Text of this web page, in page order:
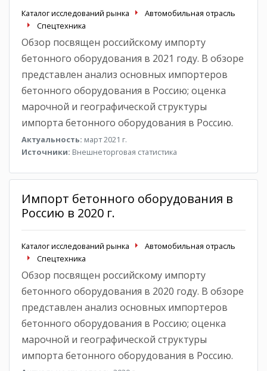
Каталог исследований рынка
Автомобильная отрасль
Спецтехника
Обзор посвящен российскому импорту
бетонного оборудования в 2021 году. В обзоре
представлен анализ основных импортеров
бетонного оборудования в Россию; оценка
марочной и географической структуры
импорта бетонного оборудования в Россию.
Актуальность: март 2021 г.
Источники: Внешнеторговая статистика
Импорт бетонного оборудования в
Россию в 2020 г.
Каталог исследований рынка
Автомобильная отрасль
Спецтехника
Обзор посвящен российскому импорту
бетонного оборудования в 2020 году. В обзоре
представлен анализ основных импортеров
бетонного оборудования в Россию; оценка
марочной и географической структуры
импорта бетонного оборудования в Россию.